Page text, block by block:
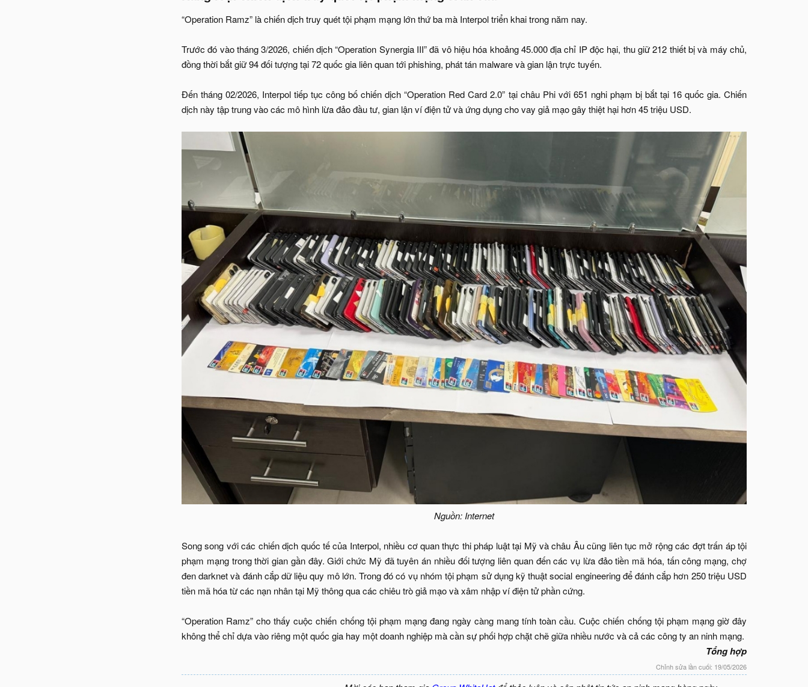
“Operation Ramz” là chiến dịch truy quét tội phạm mạng lớn thứ ba mà Interpol triển khai trong năm nay.
Trước đó vào tháng 3/2026, chiến dịch “Operation Synergia III” đã vô hiệu hóa khoảng 45.000 địa chỉ IP độc hại, thu giữ 212 thiết bị và máy chủ,
đồng thời bắt giữ 94 đối tượng tại 72 quốc gia liên quan tới phishing, phát tán malware và gian lận trực tuyến.
Đến tháng 02/2026, Interpol tiếp tục công bố chiến dịch “Operation Red Card 2.0” tại châu Phi với 651 nghi phạm bị bắt tại 16 quốc gia. Chiến
dịch này tập trung vào các mô hình lừa đảo đầu tư, gian lận ví điện tử và ứng dụng cho vay giả mạo gây thiệt hại hơn 45 triệu USD.
Nguồn: Internet
Song song với các chiến dịch quốc tế của Interpol, nhiều cơ quan thực thi pháp luật tại Mỹ và châu Âu cũng liên tục mở rộng các đợt trấn áp tội
phạm mạng trong thời gian gần đây. Giới chức Mỹ đã tuyên án nhiều đối tượng liên quan đến các vụ lừa đảo tiền mã hóa, tấn công mạng, chợ
đen darknet và đánh cắp dữ liệu quy mô lớn. Trong đó có vụ nhóm tội phạm sử dụng kỹ thuật social engineering để đánh cắp hơn 250 triệu USD
tiền mã hóa từ các nạn nhân tại Mỹ thông qua các chiêu trò giả mạo và xâm nhập ví điện tử phần cứng.
“Operation Ramz” cho thấy cuộc chiến chống tội phạm mạng đang ngày càng mang tính toàn cầu. Cuộc chiến chống tội phạm mạng giờ đây
không thể chỉ dựa vào riêng một quốc gia hay một doanh nghiệp mà cần sự phối hợp chặt chẽ giữa nhiều nước và cả các công ty an ninh mạng.​
Tổng hợp
Chỉnh sửa lần cuối: 19/05/2026